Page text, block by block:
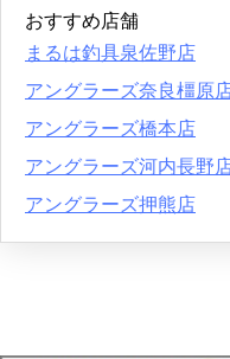
おすすめ店舗
まるは釣具泉佐野店
アングラーズ奈良橿原
アングラーズ橋本店
アングラーズ河内長野
アングラーズ押熊店